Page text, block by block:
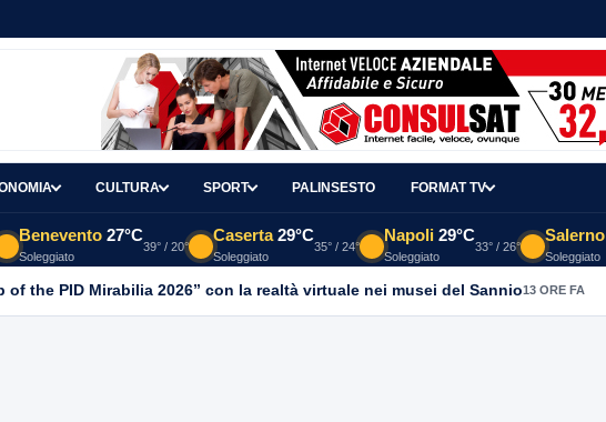
CULTURA SPORT PALINSESTO FORMAT TV
Benevento 27°C
Soleggiato
39° / 20°
Caserta 29°C
Soleggiato
35° / 24°
Napoli 29°C
Soleggiato
33° / 26°
Salerno
Soleggiato
the PID Mirabilia 2026” con la realtà virtuale nei musei del Sannio13 ORE FA